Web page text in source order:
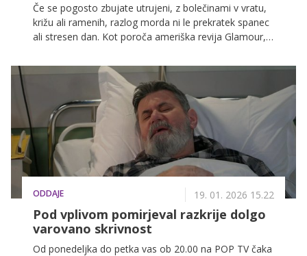
Če se pogosto zbujate utrujeni, z bolečinami v vratu,
križu ali ramenih, razlog morda ni le prekratek spanec
ali stresen dan. Kot poroča ameriška revija Glamour,
hrbtenice, mišic, živcev in celo notranjih organov.
ODDAJE 19. 01. 2026 15.22
Pod vplivom pomirjeval razkrije dolgo
varovano skrivnost
Od ponedeljka do petka vas ob 20.00 na POP TV čaka